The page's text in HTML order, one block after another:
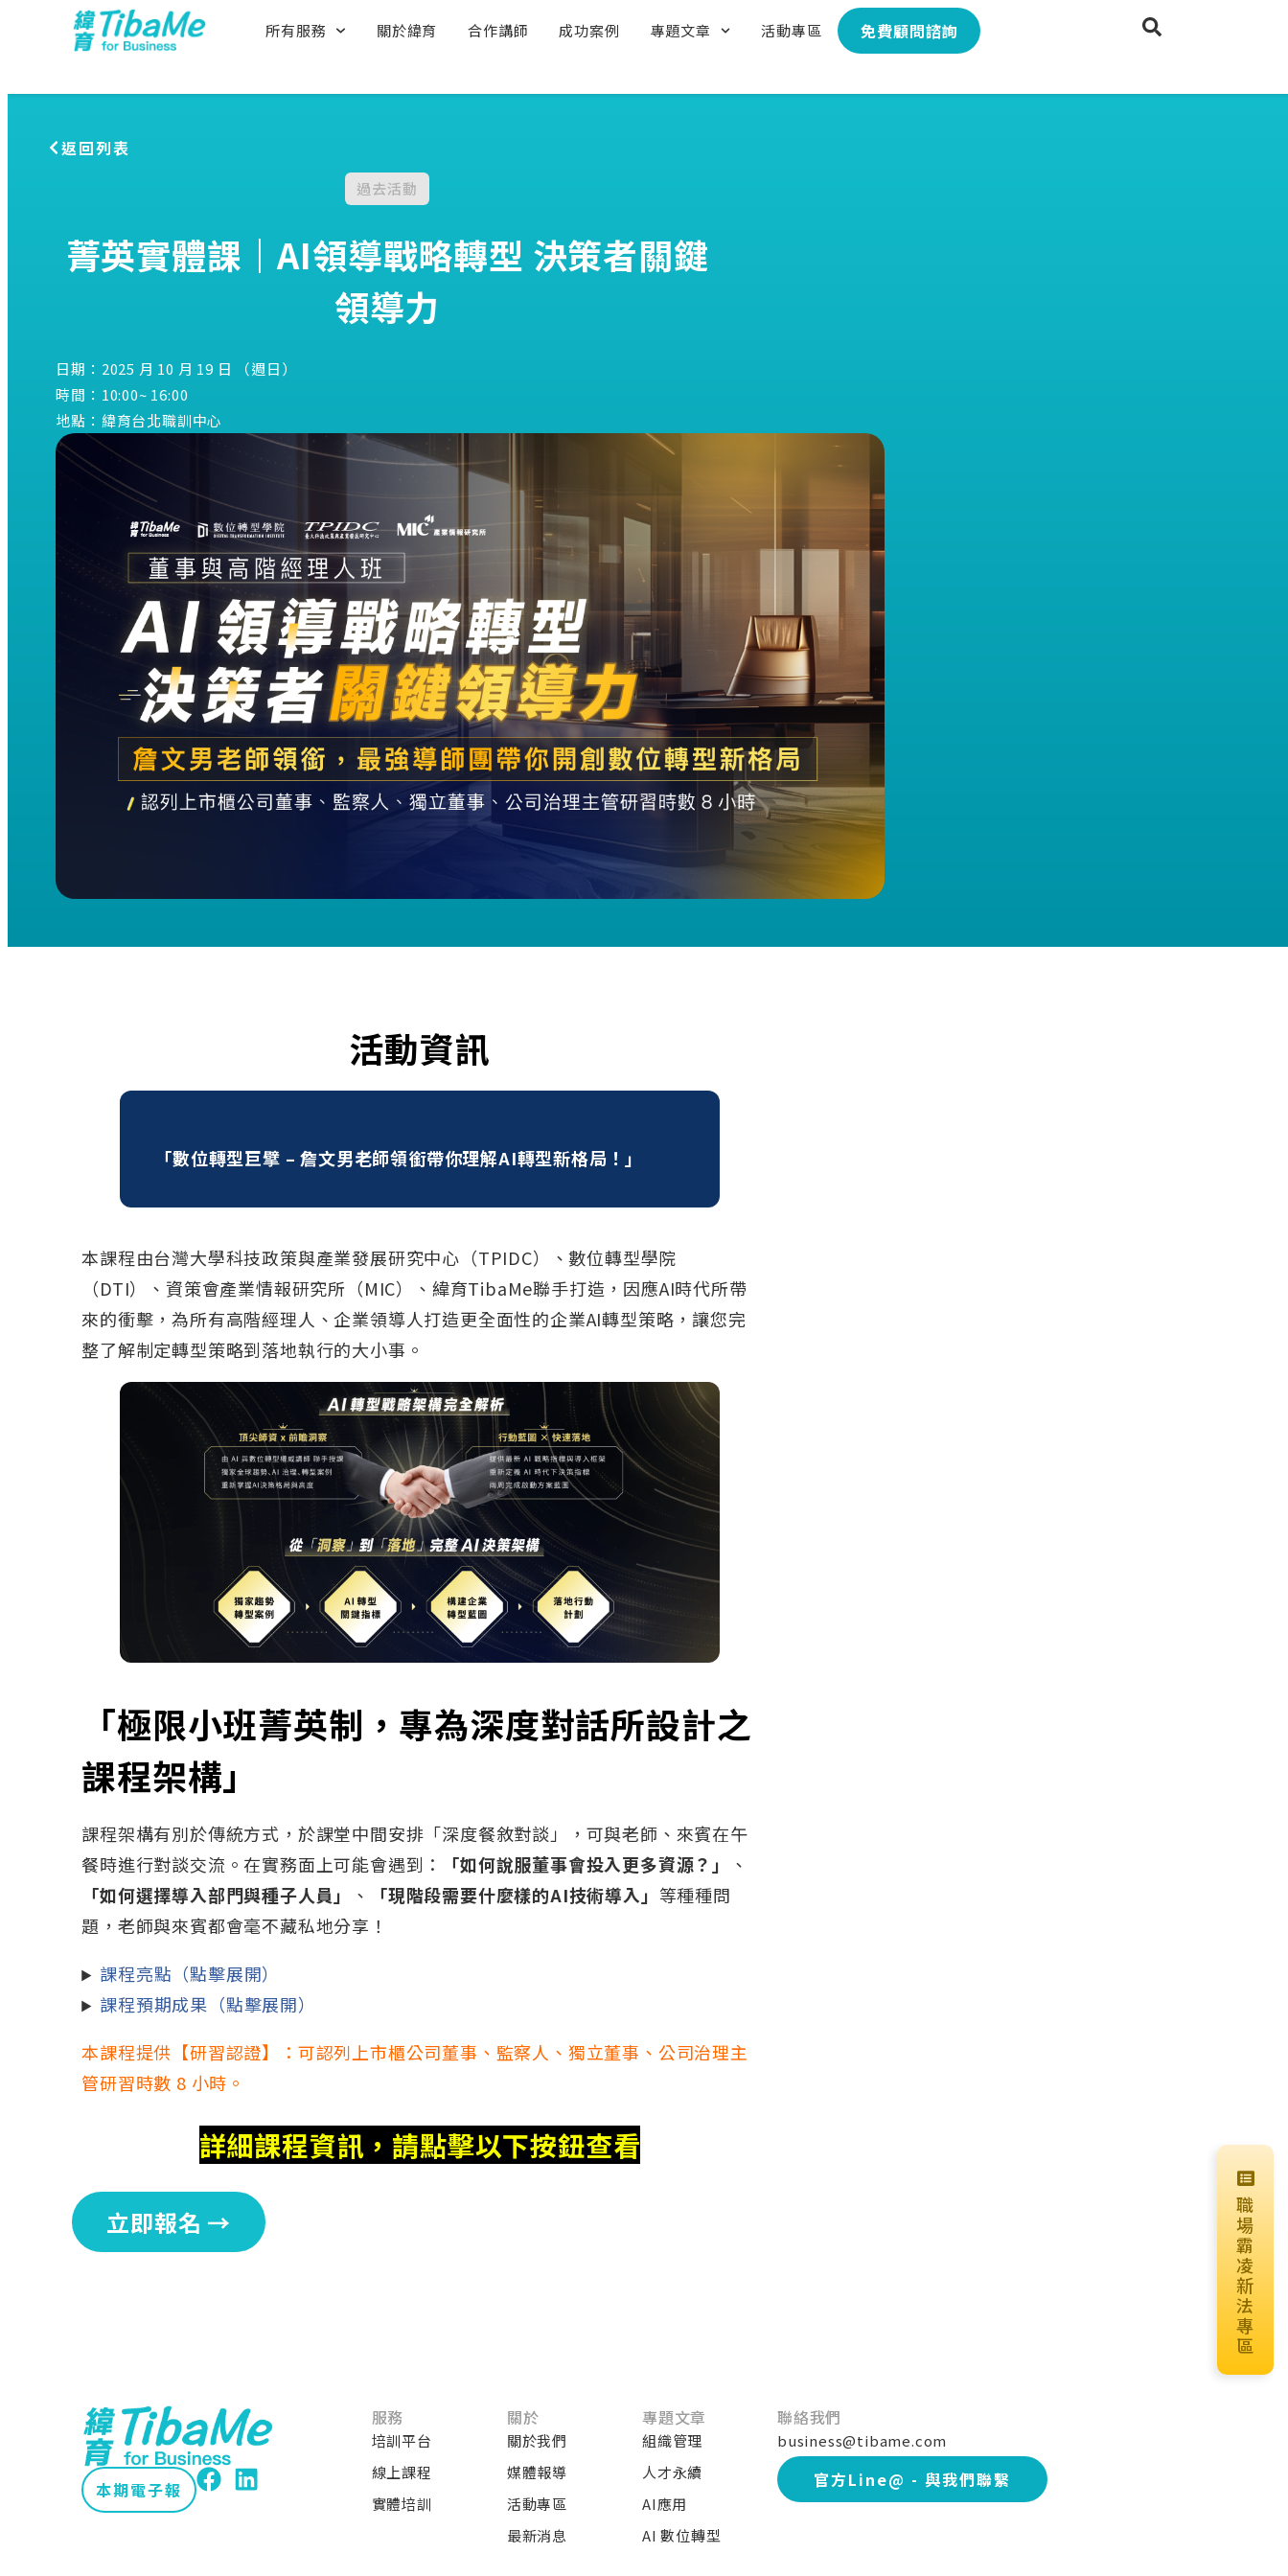
所有服務 關於緯育 合作講師 成功案例 專題文章 活動專區 免費顧問諮詢
返回列表
過去活動
菁英實體課｜AI領導戰略轉型 決策者關鍵
領導力
日期：2025 月 10 月 19 日 （週日）
時間：10:00~ 16:00
地點：緯育台北職訓中心
活動資訊
「數位轉型巨擘 – 詹文男老師領銜帶你理解AI轉型新格局！」
本課程由台灣大學科技政策與產業發展研究中心（TPIDC）、數位轉型學院
（DTI）、資策會產業情報研究所（MIC）、緯育TibaMe聯手打造，因應AI時代所帶
來的衝擊，為所有高階經理人、企業領導人打造更全面性的企業AI轉型策略，讓您完
整了解制定轉型策略到落地執行的大小事。
「極限小班菁英制，專為深度對話所設計之
課程架構」
課程架構有別於傳統方式，於課堂中間安排「深度餐敘對談」，可與老師、來賓在午
餐時進行對談交流。在實務面上可能會遇到：
「如何說服董事會投入更多資源？」
、
「如何選擇導入部門與種子人員」
、 「現階段需要什麼樣的AI技術導入」 等種種問
題，老師與來賓都會毫不藏私地分享！
課程亮點（點擊展開）
課程預期成果（點擊展開）
本課程提供【研習認證】：可認列上市櫃公司董事、監察人、獨立董事、公司治理主
管研習時數 8 小時。
詳細課程資訊，請點擊以下按鈕查看
立即報名 →
本期電子報
服務
培訓平台
線上課程
實體培訓
關於
關於我們
媒體報導
活動專區
最新消息
專題文章
組織管理
人才永續
AI應用
AI 數位轉型
聯絡我們
business@tibame.com
官方Line@ - 與我們聯繫
職
場
霸
凌
新
法
專
區